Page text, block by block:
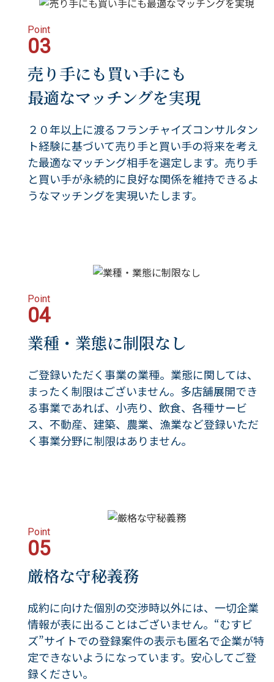
Point
03
売り手にも買い手にも
最適なマッチングを実現
２０年以上に渡るフランチャイズコンサルタン
ト経験に基づいて売り手と買い手の将来を考え
た最適なマッチング相手を選定します。売り手
と買い手が永続的に良好な関係を維持できるよ
うなマッチングを実現いたします。
Point
04
業種・業態に制限なし
ご登録いただく事業の業種。業態に関しては、
まったく制限はございません。多店舗展開でき
る事業であれば、小売り、飲食、各種サービ
ス、不動産、建築、農業、漁業など登録いただ
く事業分野に制限はありません。
Point
05
厳格な守秘義務
成約に向けた個別の交渉時以外には、一切企業
情報が表に出ることはございません。“むすビ
ズ”サイトでの登録案件の表示も匿名で企業が特
定できないようになっています。安心してご登
録ください。